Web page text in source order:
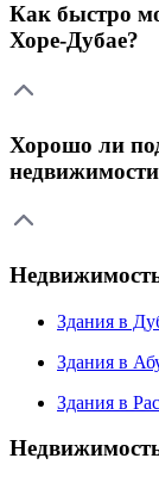
Как быстро
Хоре-Дубае?
Хорошо ли
Здания в
Здания в
Здания в